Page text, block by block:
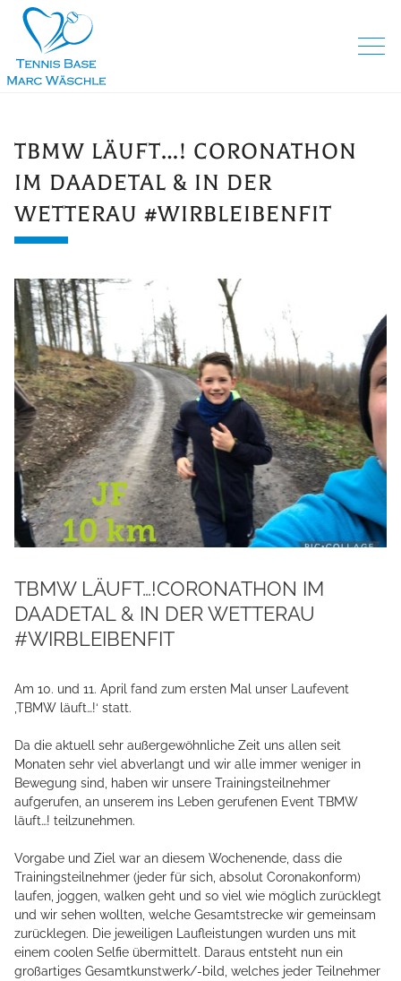
HOME
TBMW LÄUFT…! CORONATHON
IM DAADETAL & IN DER
WETTERAU #WIRBLEIBENFIT
TBMW LÄUFT…!CORONATHON IM
DAADETAL & IN DER WETTERAU
#WIRBLEIBENFIT
Am 10. und 11. April fand zum ersten Mal unser Laufevent
‚TBMW läuft…!‘ statt.
Da die aktuell sehr außergewöhnliche Zeit uns allen seit
Monaten sehr viel abverlangt und wir alle immer weniger in
Bewegung sind, haben wir unsere Trainingsteilnehmer
aufgerufen, an unserem ins Leben gerufenen Event TBMW
läuft…! teilzunehmen.
Vorgabe und Ziel war an diesem Wochenende, dass die
Trainingsteilnehmer (jeder für sich, absolut Coronakonform)
laufen, joggen, walken geht und so viel wie möglich zurücklegt
und wir sehen wollten, welche Gesamtstrecke wir gemeinsam
zurücklegen. Die jeweiligen Laufleistungen wurden uns mit
einem coolen Selfie übermittelt. Daraus entsteht nun ein
großartiges Gesamtkunstwerk/-bild, welches jeder Teilnehmer